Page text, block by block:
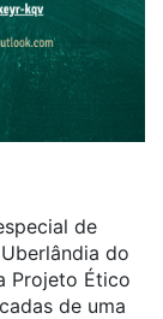
de
do
Projeto Ético
de uma